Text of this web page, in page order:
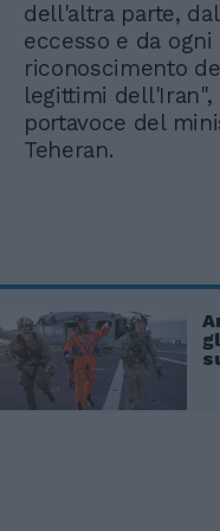
dell'altra parte,
eccesso e da
riconoscimento
legittimi dell'Iran",
portavoce del
Teheran.